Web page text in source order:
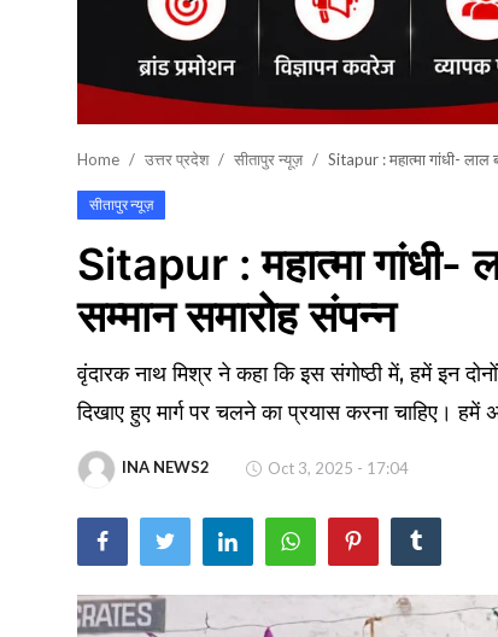
टेक्नोलॉजी / बिजनेस
वायरल न्यूज़
Home उत्तर प्रदेश सीतापुर न्यूज़ Sitapur : महात्मा गांधी- लाल
सीतापुर न्यूज़
Sitapur : महात्मा गांधी-
सम्मान समारोह संपन्न
वृंदारक नाथ मिश्र ने कहा कि इस संगोष्ठी में, हमें इन
दिखाए हुए मार्ग पर चलने का प्रयास करना चाहिए।
INA NEWS2 Oct 3, 2025 - 17:04